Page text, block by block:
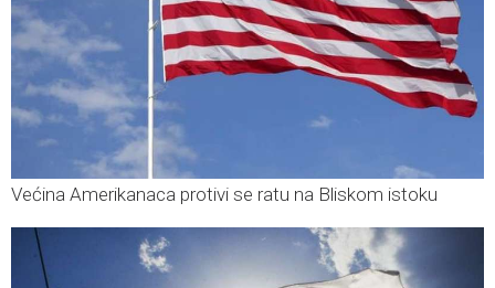
Većina Amerikanaca protivi se ratu na Bliskom istoku